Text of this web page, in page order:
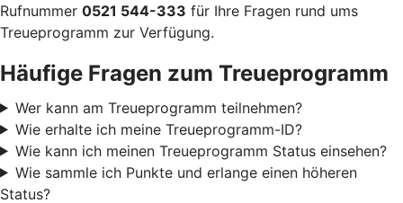
Rufnummer 0521 544-333 für Ihre Fragen rund ums
Treueprogramm zur Verfügung.
Häufige Fragen zum Treueprogramm
Wer kann am Treueprogramm teilnehmen?
Wie erhalte ich meine Treueprogramm-ID?
Wie kann ich meinen Treueprogramm Status einsehen?
Wie sammle ich Punkte und erlange einen höheren
Status?